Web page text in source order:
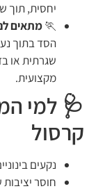
יחסית, תוך
🏃מתאים
הסד בתוך
שגרתית או
מקצועית.
🩺 למי
קרסול
נקעים
חוסר